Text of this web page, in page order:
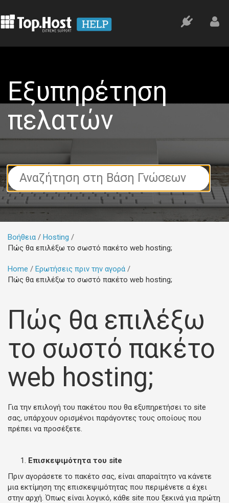
Εξυπηρέτηση
πελατών
Search
For
Βοήθεια
Hosting
Πώς θα επιλέξω το σωστό πακέτο web hosting;
Home
Ερωτήσεις πριν την αγορά
Πώς θα επιλέξω το σωστό πακέτο web hosting;
Πώς θα επιλέξω
το σωστό πακέτο
web hosting;
Για την επιλογή του πακέτου που θα εξυπηρετήσει το site
σας, υπάρχουν ορισμένοι παράγοντες τους οποίους που
πρέπει να προσέξετε.
Επισκεψιμότητα του site
Πριν αγοράσετε το πακέτο σας, είναι απαραίτητο να κάνετε
μια εκτίμηση της επισκεψιμότητας που περιμένετε α έχει
στην αρχή. Όπως είναι λογικό, κάθε site που ξεκινά για πρώτη